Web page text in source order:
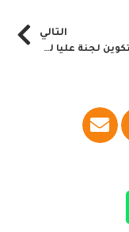
التالي
مطالبات بتكوين لجنة عليا لمجابهة المخاطر بالقضارف